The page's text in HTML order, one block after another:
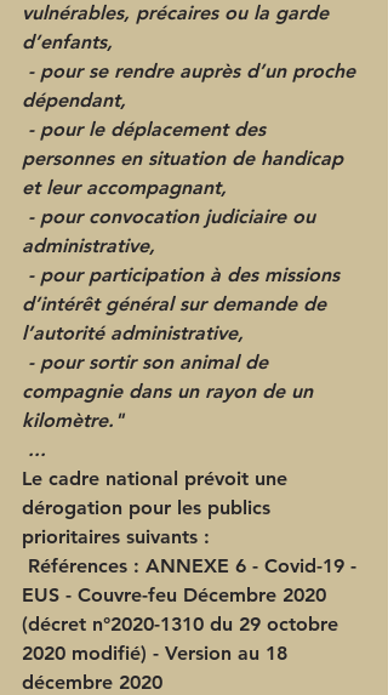
vulnérables, précaires ou la garde
d’enfants,
dépendant,
personnes en situation de handicap
et leur accompagnant,
administrative,
d’intérêt général sur demande de
l’autorité administrative,
compagnie dans un rayon de un
kilomètre."
...
Le cadre national prévoit une
dérogation pour les publics
prioritaires suivants :
EUS - Couvre-feu Décembre 2020
(décret n°2020-1310 du 29 octobre
2020 modifié) - Version au 18
décembre 2020